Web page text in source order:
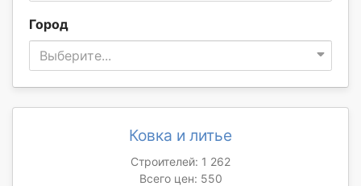
Город
Выберите...
Ковка и литье
Строителей: 1 262
Всего цен: 550